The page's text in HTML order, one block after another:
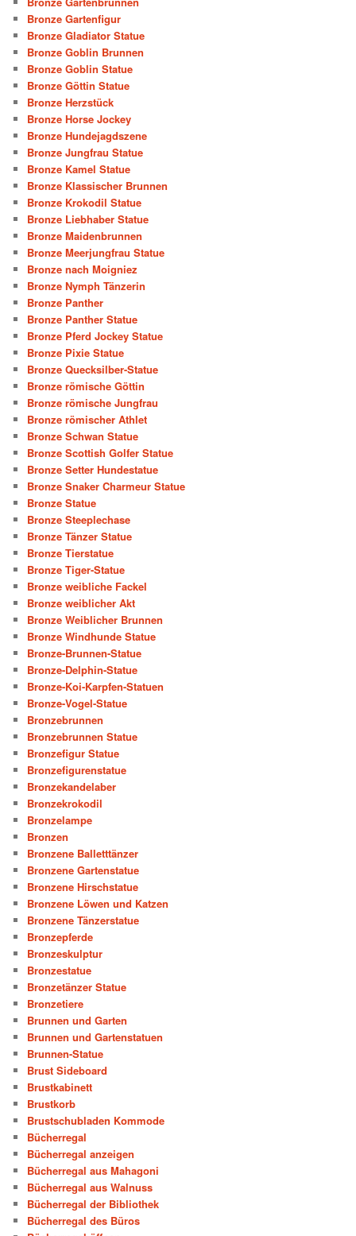
Bronze Gartenfigur
Bronze Gladiator Statue
Bronze Goblin Brunnen
Bronze Goblin Statue
Bronze Göttin Statue
Bronze Herzstück
Bronze Horse Jockey
Bronze Hundejagdszene
Bronze Jungfrau Statue
Bronze Kamel Statue
Bronze Klassischer Brunnen
Bronze Krokodil Statue
Bronze Liebhaber Statue
Bronze Maidenbrunnen
Bronze Meerjungfrau Statue
Bronze nach Moigniez
Bronze Nymph Tänzerin
Bronze Panther
Bronze Panther Statue
Bronze Pferd Jockey Statue
Bronze Pixie Statue
Bronze Quecksilber-Statue
Bronze römische Göttin
Bronze römische Jungfrau
Bronze römischer Athlet
Bronze Schwan Statue
Bronze Scottish Golfer Statue
Bronze Setter Hundestatue
Bronze Snaker Charmeur Statue
Bronze Statue
Bronze Steeplechase
Bronze Tänzer Statue
Bronze Tierstatue
Bronze Tiger-Statue
Bronze weibliche Fackel
Bronze weiblicher Akt
Bronze Weiblicher Brunnen
Bronze Windhunde Statue
Bronze-Brunnen-Statue
Bronze-Delphin-Statue
Bronze-Koi-Karpfen-Statuen
Bronze-Vogel-Statue
Bronzebrunnen
Bronzebrunnen Statue
Bronzefigur Statue
Bronzefigurenstatue
Bronzekandelaber
Bronzekrokodil
Bronzelampe
Bronzen
Bronzene Balletttänzer
Bronzene Gartenstatue
Bronzene Hirschstatue
Bronzene Löwen und Katzen
Bronzene Tänzerstatue
Bronzepferde
Bronzeskulptur
Bronzestatue
Bronzetänzer Statue
Bronzetiere
Brunnen und Garten
Brunnen und Gartenstatuen
Brunnen-Statue
Brust Sideboard
Brustkabinett
Brustkorb
Brustschubladen Kommode
Bücherregal
Bücherregal anzeigen
Bücherregal aus Mahagoni
Bücherregal aus Walnuss
Bücherregal der Bibliothek
Bücherregal des Büros